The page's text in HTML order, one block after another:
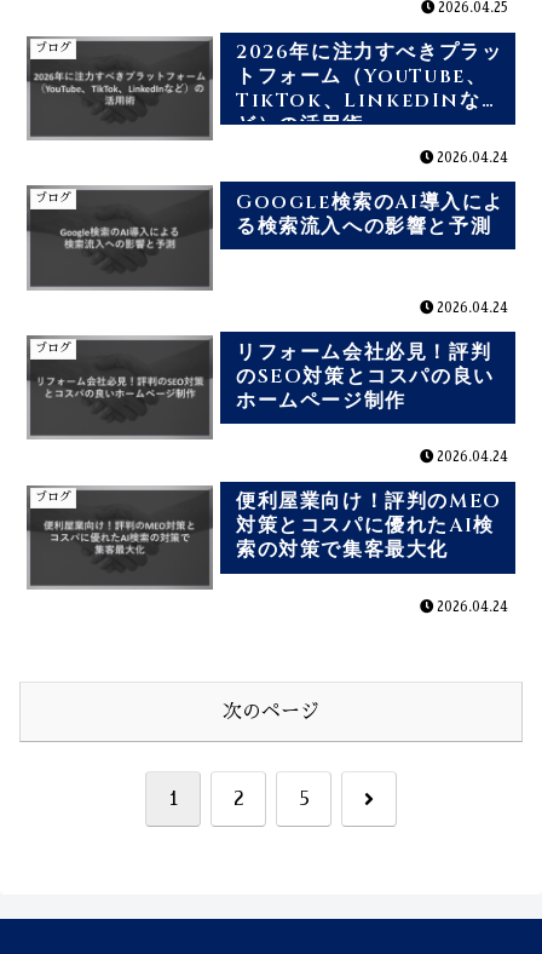
2026.04.25
ブログ
2026年に注力すべきプラッ
トフォーム（YouTube、
TikTok、LinkedInな
ど）の活用術
2026.04.24
ブログ
Google検索のAI導入によ
る検索流入への影響と予測
2026.04.24
ブログ
リフォーム会社必見！評判
のSEO対策とコスパの良い
ホームページ制作
2026.04.24
ブログ
便利屋業向け！評判のMEO
対策とコスパに優れたAI検
索の対策で集客最大化
2026.04.24
次のページ
1 2 5 次